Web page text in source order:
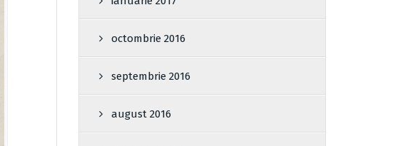
octombrie 2016
septembrie 2016
august 2016